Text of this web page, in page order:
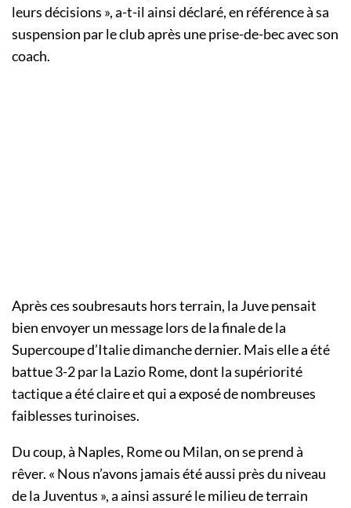
leurs décisions », a-t-il ainsi déclaré, en référence à sa
suspension par le club après une prise-de-bec avec son
coach.
Après ces soubresauts hors terrain, la Juve pensait
bien envoyer un message lors de la finale de la
Supercoupe d’Italie dimanche dernier. Mais elle a été
battue 3-2 par la Lazio Rome, dont la supériorité
tactique a été claire et qui a exposé de nombreuses
faiblesses turinoises.
Du coup, à Naples, Rome ou Milan, on se prend à
rêver. « Nous n’avons jamais été aussi près du niveau
de la Juventus », a ainsi assuré le milieu de terrain